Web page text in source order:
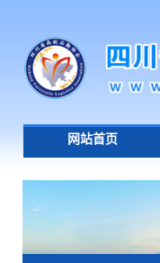
网站首页